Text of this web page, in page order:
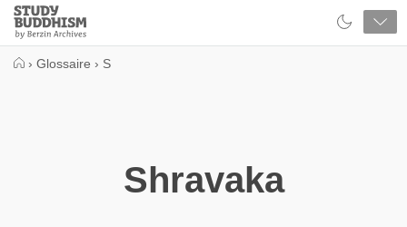
Close
Study
Buddhism
› Glossaire › S
Shravaka